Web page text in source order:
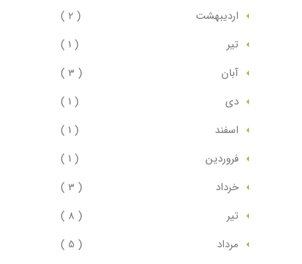
ارديبهشت
( 2 )
تير
( 1 )
آبان
( 3 )
دي
( 1 )
اسفند
( 1 )
فروردين
( 1 )
خرداد
( 3 )
تير
( 8 )
مرداد
( 5 )